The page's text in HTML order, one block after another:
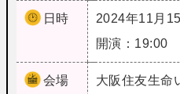
日時
2024年11月
開演：19:00
会場 大阪住友生命